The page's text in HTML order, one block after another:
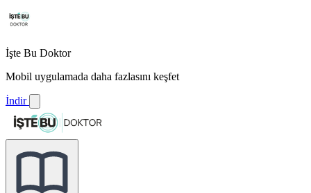
İşte Bu Doktor
Mobil uygulamada daha fazlasını keşfet
İndir